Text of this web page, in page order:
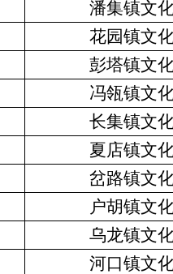
潘集镇文
花园镇文
彭塔镇文
冯瓴镇文
长集镇文
夏店镇文
岔路镇文
户胡镇文
乌龙镇文
河口镇文